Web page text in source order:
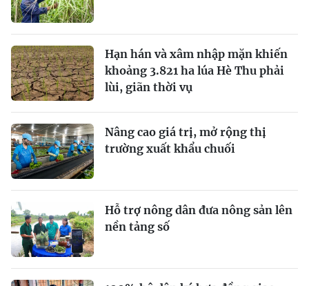
Hạn hán và xâm nhập mặn khiến
khoảng 3.821 ha lúa Hè Thu phải
lùi, giãn thời vụ
Nâng cao giá trị, mở rộng thị
trường xuất khẩu chuối
Hỗ trợ nông dân đưa nông sản lên
nền tảng số